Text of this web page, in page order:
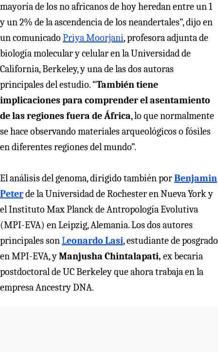
mayoría de los no africanos de hoy heredan entre un 1
y un 2% de la ascendencia de los neandertales”, dijo en
un comunicado Priya Moorjani, profesora adjunta de
biología molecular y celular en la Universidad de
California, Berkeley, y una de las dos autoras
principales del estudio. “También tiene
implicaciones para comprender el asentamiento
de las regiones fuera de África, lo que normalmente
se hace observando materiales arqueológicos o fósiles
en diferentes regiones del mundo”.
El análisis del genoma, dirigido también porBenjamin
Peterde la Universidad de Rochester en Nueva York y
el Instituto Max Planck de Antropología Evolutiva
(MPI-EVA) en Leipzig, Alemania. Los dos autores
principales son Leonardo Lasi, estudiante de posgrado
en MPI-EVA, yManjusha Chintalapati, ex becaria
postdoctoral de UC Berkeley que ahora trabaja en la
empresa Ancestry DNA.